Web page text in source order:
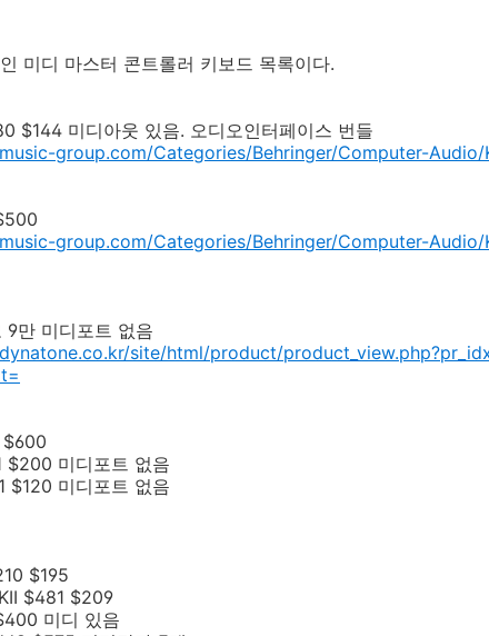
미디 마스터 콘트롤러 키보드 목록이다.
$144 미디아웃 있음. 오디오인터페이스 번들
group.com/Categories/Behringer/Computer-
group.com/Categories/Behringer/Computer-Audio/
9만 미디포트 없음
site/html/product/
$600
$200 미디포트 없음
$120 미디포트 없음
$195
$481 $209
미디 있음